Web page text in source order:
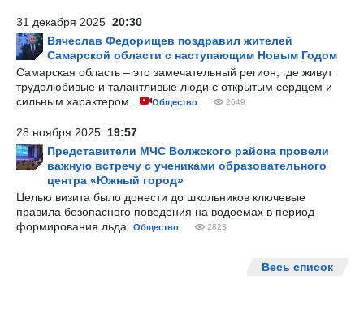
31 декабря 2025 20:30
Вячеслав Федорищев поздравил жителей
Самарской области с наступающим Новым Годом
Самарская область – это замечательный регион, где живут
трудолюбивые и талантливые люди с открытым сердцем и
сильным характером.
Общество 2649
28 ноября 2025 19:57
Представители МЧС Волжского района провели
важную встречу с учениками образовательного
центра «Южный город»
Целью визита было донести до школьников ключевые
правила безопасного поведения на водоемах в период
формирования льда.
Общество 2823
Весь список